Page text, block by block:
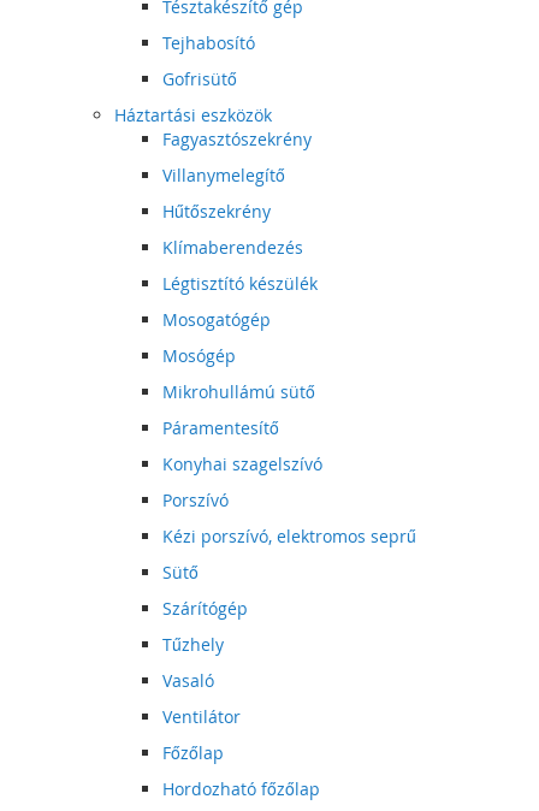
Tésztakészítő gép
Tejhabosító
Gofrisütő
Háztartási eszközök
Fagyasztószekrény
Villanymelegítő
Hűtőszekrény
Klímaberendezés
Légtisztító készülék
Mosogatógép
Mosógép
Mikrohullámú sütő
Páramentesítő
Konyhai szagelszívó
Porszívó
Kézi porszívó, elektromos seprű
Sütő
Szárítógép
Tűzhely
Vasaló
Ventilátor
Főzőlap
Hordozható főzőlap